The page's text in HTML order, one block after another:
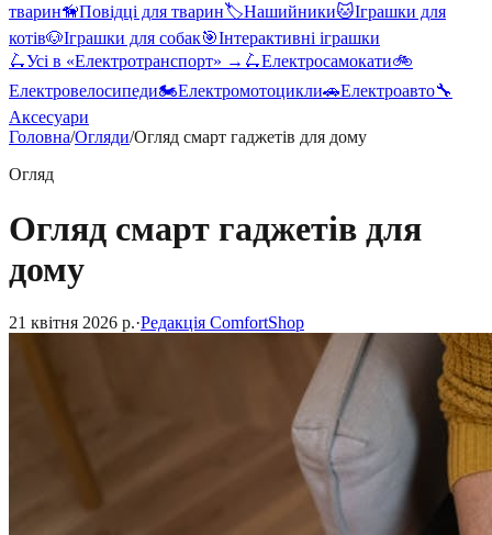
тварин🦮Повідці для тварин🏷️Нашийники🐱Іграшки для
котів🐶Іграшки для собак🎯Інтерактивні іграшки
🛴Усі в «Електротранспорт» → 🛴Електросамокати🚲
Електровелосипеди🏍️Електромотоцикли🚗Електроавто🔧
Аксесуари
Головна/Огляди/Огляд смарт гаджетів для дому
Огляд
Огляд смарт гаджетів для
дому
21 квітня 2026 р.·Редакція ComfortShop